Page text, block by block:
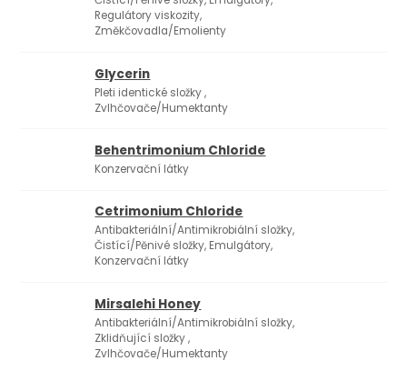
Regulátory viskozity,
Změkčovadla/Emolienty
Glycerin
Pleti identické složky ,
Zvlhčovače/Humektanty
Behentrimonium Chloride
Konzervační látky
Cetrimonium Chloride
Antibakteriální/Antimikrobiální složky,
Čistící/Pěnivé složky, Emulgátory,
Konzervační látky
Mirsalehi Honey
Antibakteriální/Antimikrobiální složky,
Zklidňující složky ,
Zvlhčovače/Humektanty